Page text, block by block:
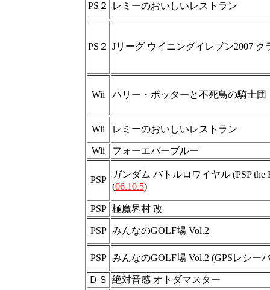
PS２ レミーのおいしいレストラン
PS２ Jリーグ ウイニングイレブン2007
Wii ハリー・ポッターと不死鳥の騎士団
Wii レミーのおいしいレストラン
Wii フォーエバーブルー
PSP
ガンダム バトルロワイヤル (PSP the
(06.10.5)
PSP 極魔界村 改
PSP みんなのGOLF場 Vol.2
PSP みんなのGOLF場 Vol.2 (GPSレシー
ＤＳ 絶対音感 オトダマスター